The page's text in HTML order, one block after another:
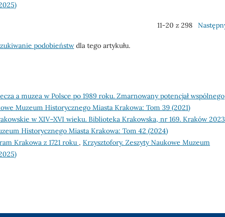
11-20 z 298
podobieństw dla tego artykułu.
a muzea w Polsce po 1989 roku. Zmarnowany potencjał wspólnego
Muzeum Historycznego Miasta Krakowa: Tom 39 (2021)
w XIV–XVI wieku. Biblioteka Krakowska, nr 169. Kraków
Historycznego Miasta Krakowa: Tom 42 (2024)
Krakowa z 1721 roku , Krzysztofory. Zeszyty Naukowe Muzeum